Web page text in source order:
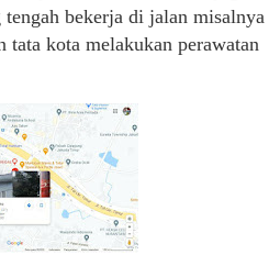
bekerja di jalan misalnya
tata kota melakukan perawatan